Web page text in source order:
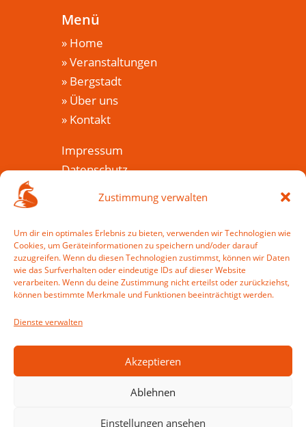
Zustimmung verwalten
Um dir ein optimales Erlebnis zu bieten, verwenden wir Technologien wie
Cookies, um Geräteinformationen zu speichern und/oder darauf
zuzugreifen. Wenn du diesen Technologien zustimmst, können wir Daten
wie das Surfverhalten oder eindeutige IDs auf dieser Website
verarbeiten. Wenn du deine Zustimmung nicht erteilst oder zurückziehst,
können bestimmte Merkmale und Funktionen beeinträchtigt werden.
Dienste verwalten
Akzeptieren
Ablehnen
Einstellungen ansehen
Menü
» Home
»Veranstaltungen
» Bergstadt
» Über uns
» Kontakt
Impressum
Datenschutz
Veranstaltungen
»Veranstaltungkalender
»Wie war es?
»Veranstaltung einreichen
Mein Harzfuchs
Registrieren